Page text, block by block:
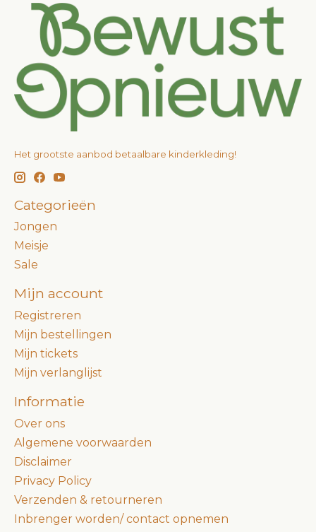
Het grootste aanbod betaalbare kinderkleding!
Categorieën
Jongen
Meisje
Sale
Mijn account
Registreren
Mijn bestellingen
Mijn tickets
Mijn verlanglijst
Informatie
Over ons
Algemene voorwaarden
Disclaimer
Privacy Policy
Verzenden & retourneren
Inbrenger worden/ contact opnemen